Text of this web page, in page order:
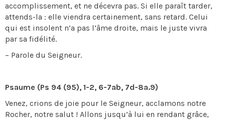
accomplissement, et ne décevra pas. Si elle paraît tarder,
attends-la : elle viendra certainement, sans retard. Celui
qui est insolent n’a pas l’âme droite, mais le juste vivra
par sa fidélité.
– Parole du Seigneur.
Psaume (Ps 94 (95), 1-2, 6-7ab, 7d-8a.9)
Venez, crions de joie pour le Seigneur, acclamons notre
Rocher, notre salut ! Allons jusqu’à lui en rendant grâce,